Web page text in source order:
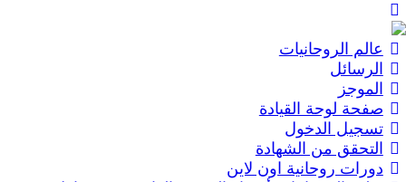
عالم الروحانيات
الرسائل
الموجز
صفحة لوحة القيادة
تسجيل الدخول
التحقق من الشهادة
دورات روحانية اون لاين